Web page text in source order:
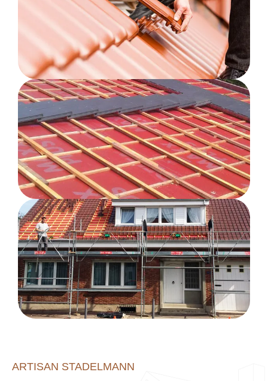
ARTISAN STADELMANN